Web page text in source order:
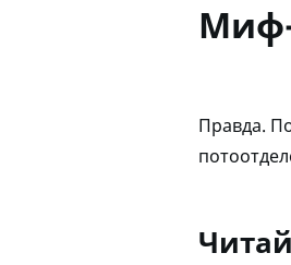
Миф-
Правда.